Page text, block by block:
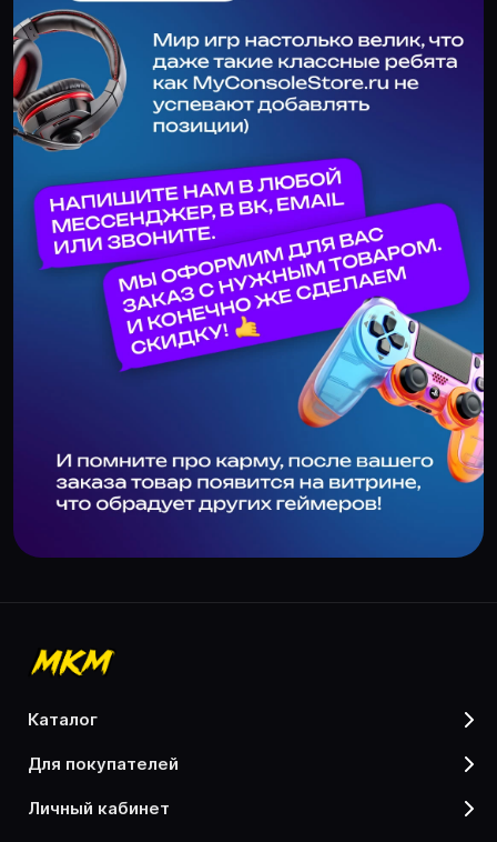
каталог
для покупателей
личный кабинет